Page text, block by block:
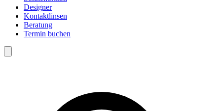
Designer
Kontaktlinsen
Beratung
Termin buchen